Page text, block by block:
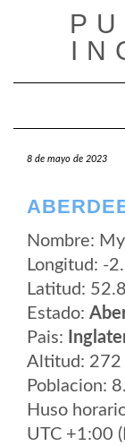
8 de mayo de 2023
Nombre:
Longitud: -
Latitud:
Estado:
Pais:
Altitud: 272
Poblacion:
Huso
UTC +1:00